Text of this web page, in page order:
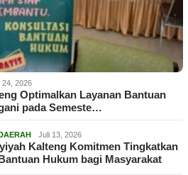
24, 2026
Optimalkan Layanan Bantuan
pada Semeste…
Juli 13, 2026
Kalteng Komitmen Tingkatkan
Hukum bagi Masyarakat